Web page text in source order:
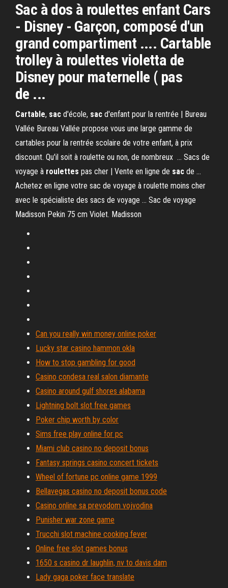
Sac à dos à roulettes enfant Cars
- Disney - Garçon, composé d'un
grand compartiment .... Cartable
trolley à roulettes violetta de
Disney pour maternelle ( pas
de ...
Cartable, sac d'école, sac d'enfant pour la rentrée | Bureau
Vallée Bureau Vallée propose vous une large gamme de
cartables pour la rentrée scolaire de votre enfant, à prix
discount. Qu'il soit à roulette ou non, de nombreux ... Sacs de
voyage à roulettes pas cher | Vente en ligne de sac de ...
Achetez en ligne votre sac de voyage à roulette moins cher
avec le spécialiste des sacs de voyage ... Sac de voyage
Madisson Pekin 75 cm Violet. Madisson
Can you really win money online poker
Lucky star casino hammon okla
How to stop gambling for good
Casino condesa real salon diamante
Casino around gulf shores alabama
Lightning bolt slot free games
Poker chip worth by color
Sims free play online for pc
Miami club casino no deposit bonus
Fantasy springs casino concert tickets
Wheel of fortune pc online game 1999
Bellavegas casino no deposit bonus code
Casino online sa prevodom vojvodina
Punisher war zone game
Trucchi slot machine cooking fever
Online free slot games bonus
1650 s casino dr laughlin, nv to davis dam
Lady gaga poker face translate